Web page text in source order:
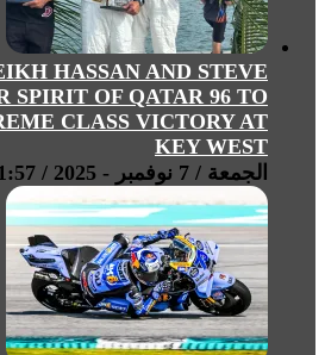
HASSAN AND STEVE
SPIRIT OF QATAR 96 TO
CLASS VICTORY AT
KEY WEST
الجمعة / 7 نوفمبر - 2025 / 1:57 صباحًا